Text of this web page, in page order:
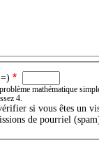
mathématique
4.
si vous êtes un
de pourriel